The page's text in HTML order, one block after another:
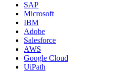
SAP
Microsoft
IBM
Adobe
Salesforce
AWS
Google Cloud
UiPath